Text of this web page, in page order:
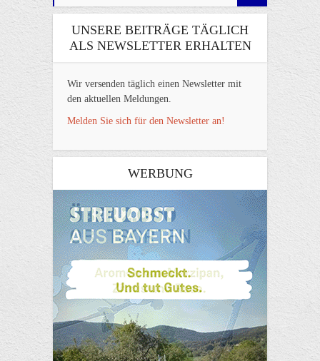
UNSERE BEITRÄGE TÄGLICH
ALS NEWSLETTER ERHALTEN
Wir versenden täglich einen Newsletter mit
den aktuellen Meldungen.
Melden Sie sich für den Newsletter an!
WERBUNG